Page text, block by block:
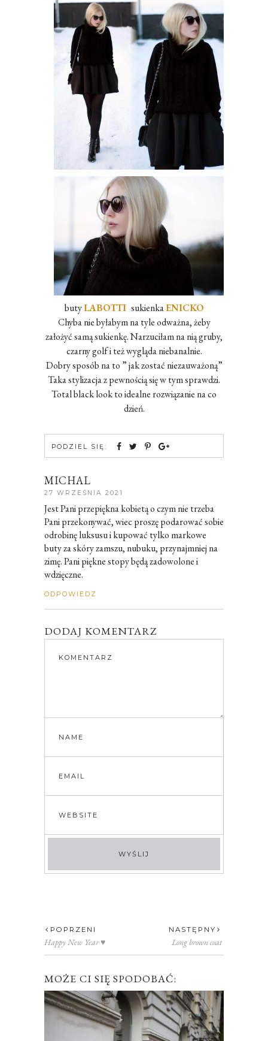
butyLABOTTI sukienkaENICKO
Chyba nie byłabym na tyle odważna, żeby
założyć samą sukienkę. Narzuciłam na nią gruby,
czarny golf i też wygląda niebanalnie.
Dobry sposób na to ” jak zostać niezauważoną”
Taka stylizacja z pewnością się w tym sprawdzi.
Total black look to idealne rozwiązanie na co
dzień.
PODZIEL SIĘ:
MICHAL
27 WRZEŚNIA 2021
Jest Pani przepiękna kobietą o czym nie trzeba
Pani przekonywać, wiec proszę podarować sobie
odrobinę luksusu i kupować tylko markowe
buty za skóry zamszu, nubuku, przynajmniej na
zimę. Pani piękne stopy będą zadowolone i
wdzięczne.
ODPOWIEDZ
DODAJ KOMENTARZ
POPRZENI
Happy New Year ♥
NASTĘPNY
Long brown coat
MOŻE CI SIĘ SPODOBAĆ: